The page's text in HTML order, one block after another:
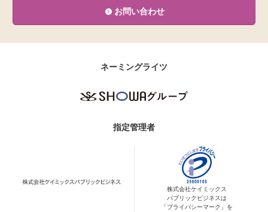
お問い合わせ
ネーミングライツ
指定管理者
株式会社ケイミックス
パブリックビジネスは
「プライバシーマーク」を